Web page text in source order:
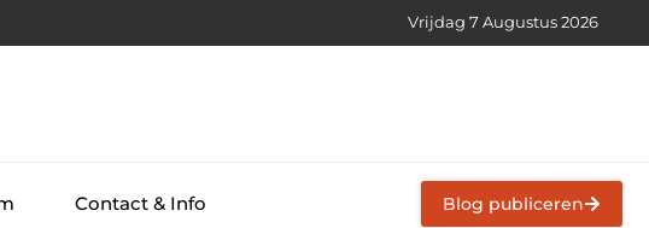
Vrijdag 7 Augustus 2026
Contact & Info Blog publiceren